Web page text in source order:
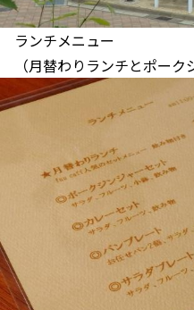
ランチメニュー
（月替わりランチとポーク